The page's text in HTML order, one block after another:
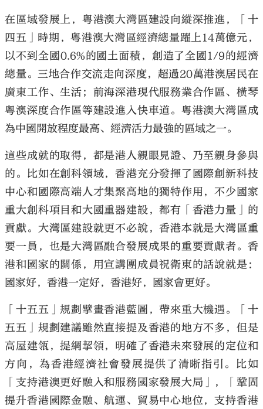
在區域發展上，粵港澳大灣區建設向縱深推進，「十
四五」時期，粵港澳大灣區經濟總量躍上14萬億元，
以不到全國0.6%的國土面積，創造了全國1/9的經濟
總量。三地合作交流走向深度，超過20萬港澳居民在
廣東工作、生活；前海深港現代服務業合作區、橫琴
粵澳深度合作區等建設進入快車道。粵港澳大灣區成
為中國開放程度最高、經濟活力最強的區域之一。
這些成就的取得，都是港人親眼見證、乃至親身參與
的。比如在創科領域，香港充分發揮了國際創新科技
中心和國際高端人才集聚高地的獨特作用，不少國家
重大創科項目和大國重器建設，都有「香港力量」的
貢獻。大灣區建設就更不必說，香港本就是大灣區重
要一員，也是大灣區融合發展成果的重要貢獻者。香
港和國家的關係，用宣講團成員祝衛東的話說就是：
國家好，香港一定好，香港好，國家會更好。
「十五五」規劃擘畫香港藍圖，帶來重大機遇。「十
五五」規劃建議雖然直接提及香港的地方不多，但是
高屋建瓴，提綱挈領，明確了香港未來發展的定位和
方向，為香港經濟社會發展提供了清晰指引。比如
「支持港澳更好融入和服務國家發展大局」，「鞏固
提升香港國際金融、航運、貿易中心地位，支持香港